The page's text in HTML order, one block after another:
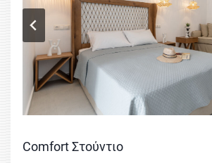
Comfort Στούντιο